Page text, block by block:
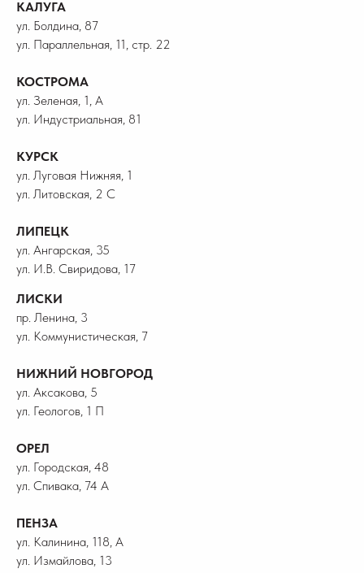
КАЛУГА
ул. Болдина, 87
ул. Параллельная, 11, стр. 22
КОСТРОМА
ул. Зеленая, 1, А
ул. Индустриальная, 81
КУРСК
ул. Луговая Нижняя, 1
ул. Литовская, 2 С
ЛИПЕЦК
ул. Ангарская, 35
ул. И.В. Свиридова, 17
ЛИСКИ
пр. Ленина, 3
ул. Коммунистическая, 7
НИЖНИЙ НОВГОРОД
ул. Аксакова, 5
ул. Геологов, 1 П
ОРЕЛ
ул. Городская, 48
ул. Спивака, 74 А
ПЕНЗА
ул. Калинина, 118, А
ул. Измайлова, 13